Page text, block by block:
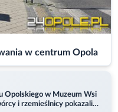
w centrum Opola
Opolskiego w Muzeum Wsi
i rzemieślnicy pokazali